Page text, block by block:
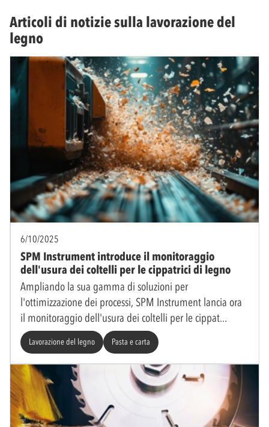
Articoli di notizie sulla lavorazione del
legno
6/10/2025
SPM Instrument introduce il monitoraggio
dell'usura dei coltelli per le cippatrici di legno
Ampliando la sua gamma di soluzioni per
l'ottimizzazione dei processi, SPM Instrument lancia ora
il monitoraggio dell'usura dei coltelli per le cippat
Lavorazione del legno Pasta e carta